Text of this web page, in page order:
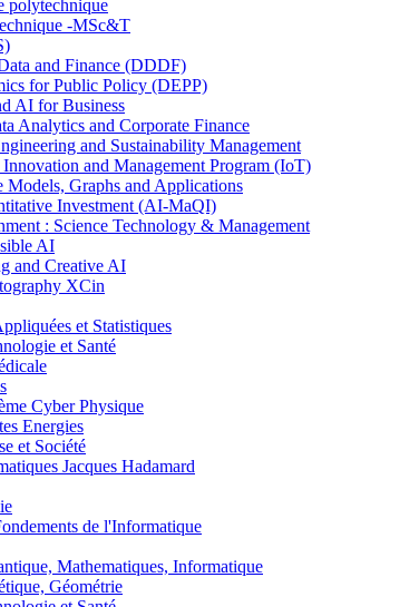
polytechnique
-MSc&T
and Finance (DDDF)
for Public Policy (DEPP)
AI for Business
Analytics and Corporate Finance
and Sustainability Management
and Management Program (IoT)
Graphs and Applications
Investment (AI-MaQI)
: Science Technology & Management
AI
and Creative AI
XCin
et Statistiques
et Santé
Cyber Physique
Energies
et Société
Jacques Hadamard
de l'Informatique
Mathematiques, Informatique
Géométrie